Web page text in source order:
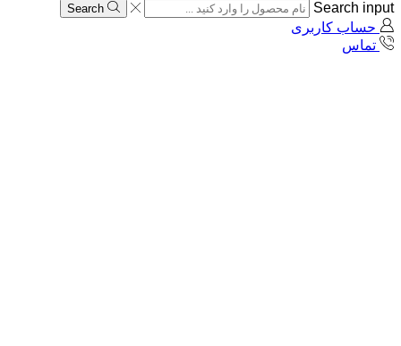
Search input
Search
حساب کاربری
تماس